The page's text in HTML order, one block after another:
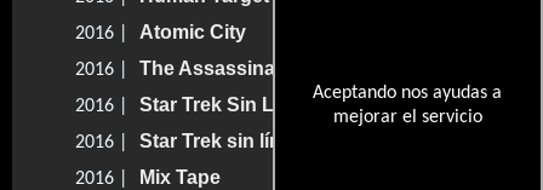
Aceptando nos ayudas a
mejorar el servicio
2016 | Atomic City
2016 | The Assassination of Abraham Lincoln
2016 | Star Trek Sin Límites
2016 | Star Trek sin límites
2016 | Mix Tape